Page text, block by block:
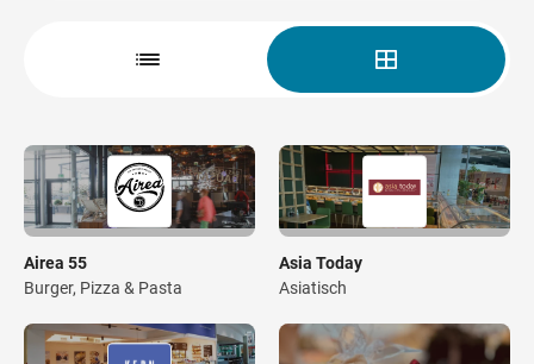
Airea 55
Burger, Pizza & Pasta
Asia Today
Asiatisch